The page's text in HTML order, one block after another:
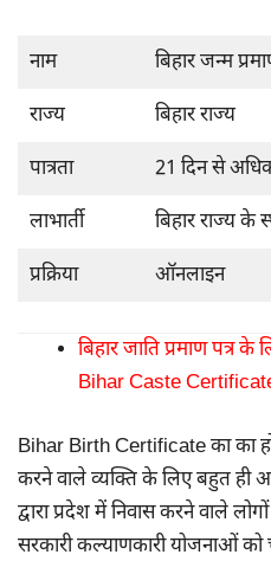
नाम बिहार जन्म
राज्य बिहार राज्य
पात्रता 21 दिन से
लाभार्ती बिहार राज्य के
प्रक्रिया ऑनलाइन
बिहार जाति प्रमाण
Bihar Caste
Bihar Birth Certificate का का
करने वाले व्यक्ति के लिए बहुत ही
द्वारा प्रदेश में निवास करने वाले
सरकारी कल्याणकारी योजनाओं को